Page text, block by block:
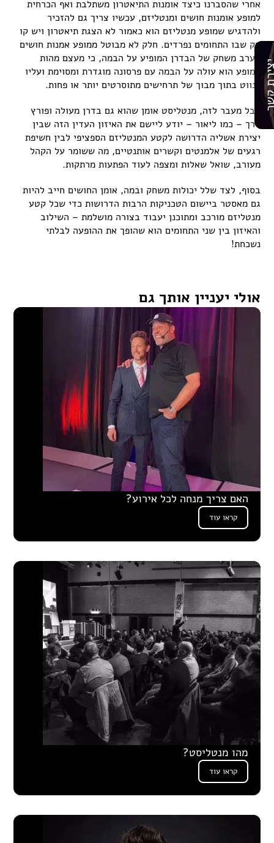
אחרי שהסברנו כיצד אומנות התיאטרון משתלבת ואף הכרחית
למופע אומנות חושים ומנטליזם, עכשיו צריך גם להזכיר
ולהדגיש שמופע מנטליזם הוא כאמור לא הצגת תיאטרון ויש קו
דק שבו התחומים נפרדים. חלק לא מבוטל ממופע אמנות חושים
מערב משחק של הבדרן המופיע על הבמה, כי מעצם מהות
המופע הוא עולה על הבמה עם פרסונה מוגדרת ומסוימת ועליו
לנווט בתוך מבוך של תרחישים מתוסרטים יותר או פחות.
אבל מעבר לזה, מנטליסט אומן שהוא גם בדרן מעולה ופורץ
דרך – כמו ליאור – יודע ליישם את האיזון העדין הזה שבין
יצירת אשליה הדרושה לקטע המנטליזם הספציפי לבין חשיפת
רגעים של אלמנטים וקשרים אותנטיים, מה ששומר על הקהל
מעורב, שואל שאלות ומצפה לעוד הפתעות מרתקות.
בסוף, לצד שלל יכולות משחק ובמה, אומן החושים חייב להיות
גם מאסטר ביישום הטכניקות הרבות הדרושות כדי שכל קטע
מנטליזם מורכב ומתוכנן יעבוד בצורה מושלמת – השילוב
והאיזון בין שני התחומים הוא שהופך את ההופעה לבלתי
נשכחת!
אולי יעניין אותך גם
האם צריך מנחה לכל אירוע?
קראו עוד
מהו מנטליסט?
קראו עוד
קשר